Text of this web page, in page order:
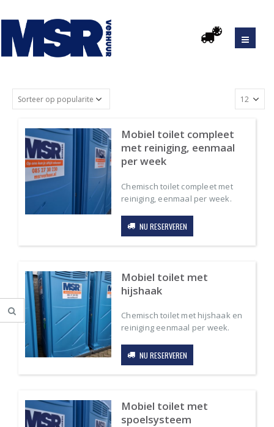
Mobiel toilet compleet
met reiniging, eenmaal
per week
Chemisch toilet compleet met
reiniging, eenmaal per week.
NU RESERVEREN
Mobiel toilet met
hijshaak
Chemisch toilet met hijshaak en
reiniging eenmaal per week.
NU RESERVEREN
Mobiel toilet met
spoelsysteem